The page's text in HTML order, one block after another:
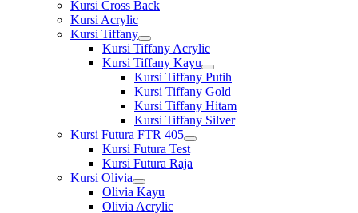
Kursi Cross Back
Kursi Acrylic
Kursi Tiffany
Show
sub
menu
Kursi Tiffany Acrylic
Kursi Tiffany Kayu
Show
sub
menu
Kursi Tiffany Putih
Kursi Tiffany Gold
Kursi Tiffany Hitam
Kursi Tiffany Silver
Kursi Futura FTR 405
Show
sub
menu
Kursi Futura Test
Kursi Futura Raja
Kursi Olivia
Show
sub
Olivia Kayu
Olivia Acrylic